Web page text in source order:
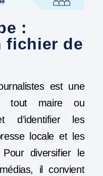
:
fichier de
est une
tout maire ou
d’identifier les
locale et les
Pour diversifier le
il convient